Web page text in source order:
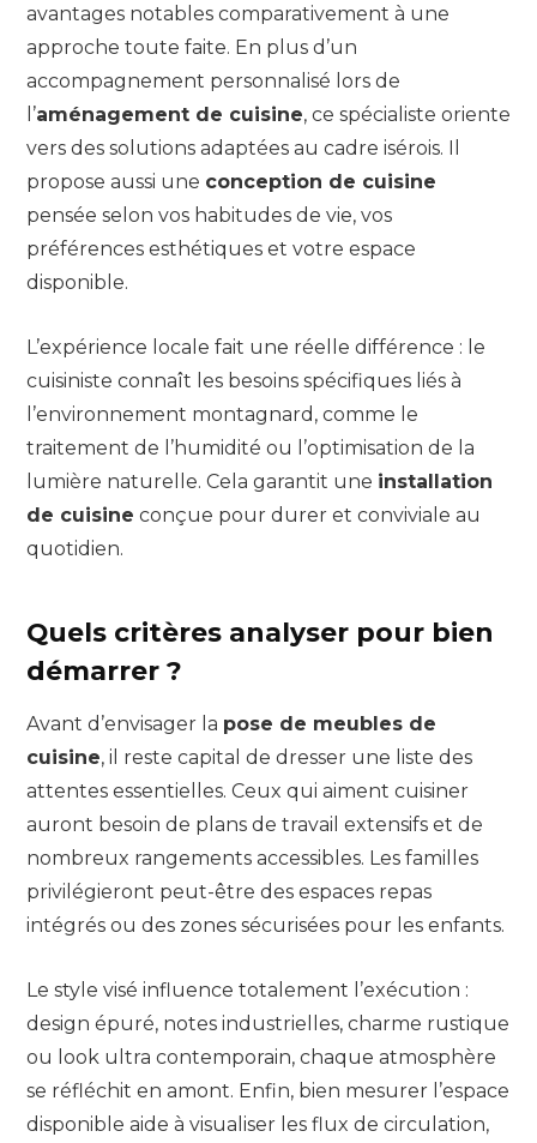
avantages notables comparativement à une
approche toute faite. En plus d’un
accompagnement personnalisé lors de
l’aménagement de cuisine, ce spécialiste oriente
vers des solutions adaptées au cadre isérois. Il
propose aussi une conception de cuisine
pensée selon vos habitudes de vie, vos
préférences esthétiques et votre espace
disponible.
L’expérience locale fait une réelle différence : le
cuisiniste connaît les besoins spécifiques liés à
l’environnement montagnard, comme le
traitement de l’humidité ou l’optimisation de la
lumière naturelle. Cela garantit une installation
de cuisine conçue pour durer et conviviale au
quotidien.
Quels critères analyser pour bien
démarrer ?
Avant d’envisager la pose de meubles de
cuisine, il reste capital de dresser une liste des
attentes essentielles. Ceux qui aiment cuisiner
auront besoin de plans de travail extensifs et de
nombreux rangements accessibles. Les familles
privilégieront peut-être des espaces repas
intégrés ou des zones sécurisées pour les enfants.
Le style visé influence totalement l’exécution :
design épuré, notes industrielles, charme rustique
ou look ultra contemporain, chaque atmosphère
se réfléchit en amont. Enfin, bien mesurer l’espace
disponible aide à visualiser les flux de circulation,